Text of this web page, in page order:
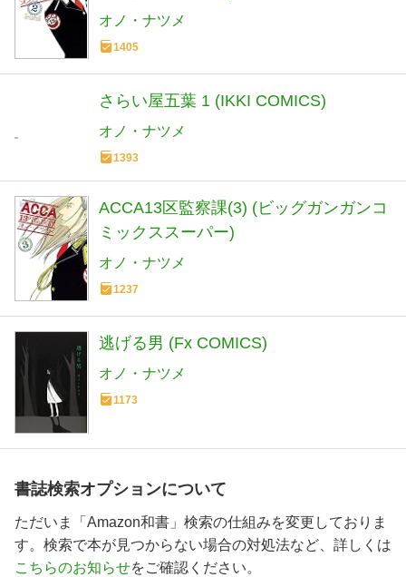
オノ・ナツメ
1405
さらい屋五葉 1 (IKKI COMICS)
オノ・ナツメ
1393
ACCA13区監察課(3) (ビッグガンガンコ
ミックススーパー)
オノ・ナツメ
1237
逃げる男 (Fx COMICS)
オノ・ナツメ
1173
書誌検索オプションについて
ただいま「Amazon和書」検索の仕組みを変更しておりま
す。検索で本が見つからない場合の対処法など、詳しくは
こちらのお知らせをご確認ください。